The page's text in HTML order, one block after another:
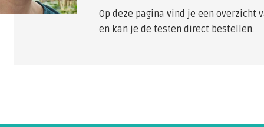
Op deze pagina vind je een overzicht
en kan je de testen direct bestellen.